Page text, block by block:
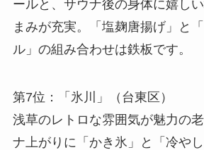
ールと、サウナ後の身体に嬉し
まみが充実。「塩麹唐揚げ」と
ル」の組み合わせは鉄板です。
第7位：「氷川」（台東区）
浅草のレトロな雰囲気が魅力の
ナ上がりに「かき氷」と「冷や